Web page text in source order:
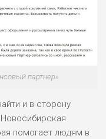
партнер»
и в сторону
помогает людям в